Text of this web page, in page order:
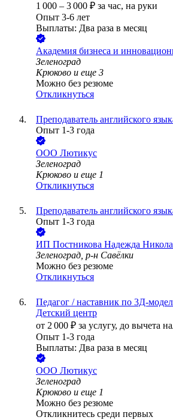
1 000 – 3 000 ₽ за час, на руки
Опыт 3-6 лет
Выплаты: Два раза в месяц
Академия бизнеса и
Зеленоград
Крюково и еще 3
Можно без резюме
Откликнуться
Преподаватель английского
Опыт 1-3 года
ООО Лютикус
Зеленоград
Крюково и еще 1
Откликнуться
Преподаватель английского
Опыт 1-3 года
ИП Постникова Надежда
Зеленоград, р-н Савёлки
Можно без резюме
Откликнуться
Педагог / наставник по 3Д-
Детский центр
от 2 000 ₽ за услугу, до вычета
Опыт 1-3 года
Выплаты: Два раза в месяц
ООО Лютикус
Зеленоград
Крюково и еще 1
Можно без резюме
Откликнитесь среди первых